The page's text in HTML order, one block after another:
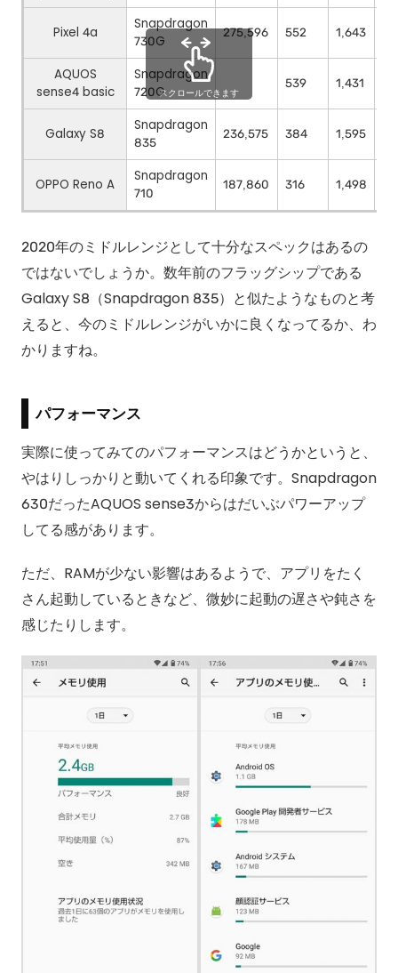
Pixel 4a
Snapdragon
730G
275,596 552 1,643
AQUOS
sense4 basic
Snapdragon
720G
539 1,431
Galaxy S8
Snapdragon
835
236,575 384 1,595
OPPO Reno A
Snapdragon
710
187,860 316 1,498
2020年のミドルレンジとして十分なスペックはあるの
ではないでしょうか。数年前のフラッグシップである
Galaxy S8（Snapdragon 835）と似たようなものと考
えると、今のミドルレンジがいかに良くなってるか、わ
かりますね。
パフォーマンス
実際に使ってみてのパフォーマンスはどうかというと、
やはりしっかりと動いてくれる印象です。Snapdragon
630だったAQUOS sense3からはだいぶパワーアップ
してる感があります。
ただ、RAMが少ない影響はあるようで、アプリをたく
さん起動しているときなど、微妙に起動の遅さや鈍さを
感じたりします。